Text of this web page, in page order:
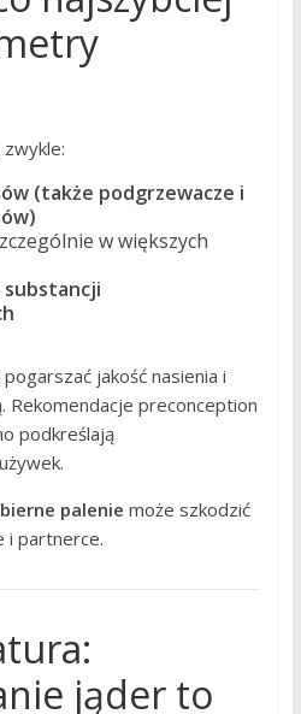
(także podgrzewacze i
w większych
substancji
jakość nasienia i
Rekomendacje preconception
podkreślają
bierne palenie może szkodzić
i partnerce.
jąder to